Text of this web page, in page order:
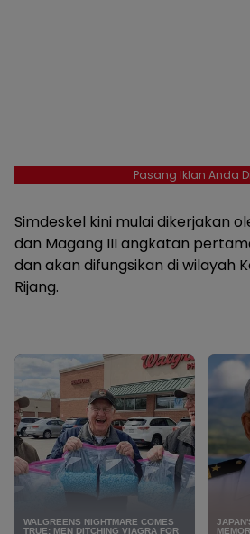
Pasang Iklan Anda
Simdeskel kini mulai dikerjakan
dan Magang III angkatan
dan akan difungsikan di wilayah
Rijang.